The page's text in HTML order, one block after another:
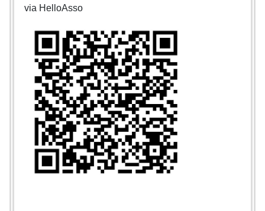
via HelloAsso